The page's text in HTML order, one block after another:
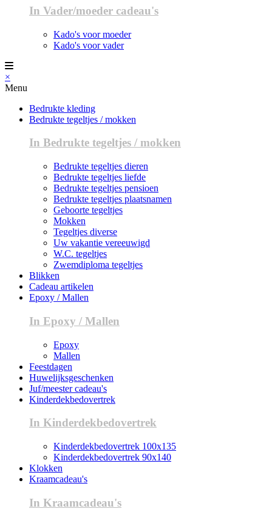
In Vader/moeder cadeau's
Kado's voor moeder
Kado's voor vader
×
Menu
Bedrukte kleding
Bedrukte tegeltjes / mokken
In Bedrukte tegeltjes / mokken
Bedrukte tegeltjes dieren
Bedrukte tegeltjes liefde
Bedrukte tegeltjes pensioen
Bedrukte tegeltjes plaatsnamen
Geboorte tegeltjes
Mokken
Tegeltjes diverse
Uw vakantie vereeuwigd
W.C. tegeltjes
Zwemdiploma tegeltjes
Blikken
Cadeau artikelen
Epoxy / Mallen
In Epoxy / Mallen
Epoxy
Mallen
Feestdagen
Huwelijksgeschenken
Juf/meester cadeau's
Kinderdekbedovertrek
In Kinderdekbedovertrek
Kinderdekbedovertrek 100x135
Kinderdekbedovertrek 90x140
Klokken
Kraamcadeau's
In Kraamcadeau's